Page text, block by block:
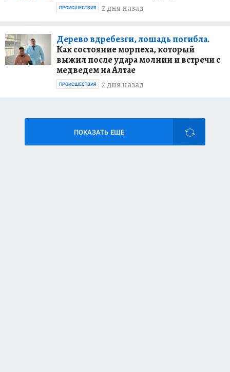
2 дня назад
ПРОИСШЕСТВИЯ
Дерево вдребезги, лошадь погибла.
Как состояние морпеха, который
выжил после удара молнии и встречи с
медведем на Алтае
2 дня назад
ПРОИСШЕСТВИЯ
ПОКАЗАТЬ ЕЩЕ